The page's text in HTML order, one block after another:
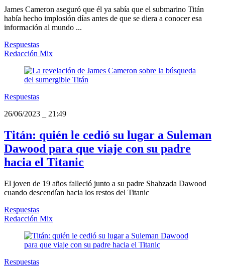
James Cameron aseguró que él ya sabía que el submarino Titán
había hecho implosión días antes de que se diera a conocer esa
información al mundo ...
Respuestas
Redacción Mix
Respuestas
26/06/2023
21:49
Titán: quién le cedió su lugar a Suleman
Dawood para que viaje con su padre
hacia el Titanic
El joven de 19 años falleció junto a su padre Shahzada Dawood
cuando descendían hacia los restos del Titanic
Respuestas
Redacción Mix
Respuestas